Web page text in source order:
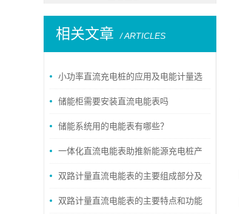
相关文章 / ARTICLES
小功率直流充电桩的应用及电能计量选
型分析
储能柜需要安装直流电能表吗
储能系统用的电能表有哪些？
一体化直流电能表助推新能源充电桩产
业升级
双路计量直流电能表的主要组成部分及
工作原理
双路计量直流电能表的主要特点和功能